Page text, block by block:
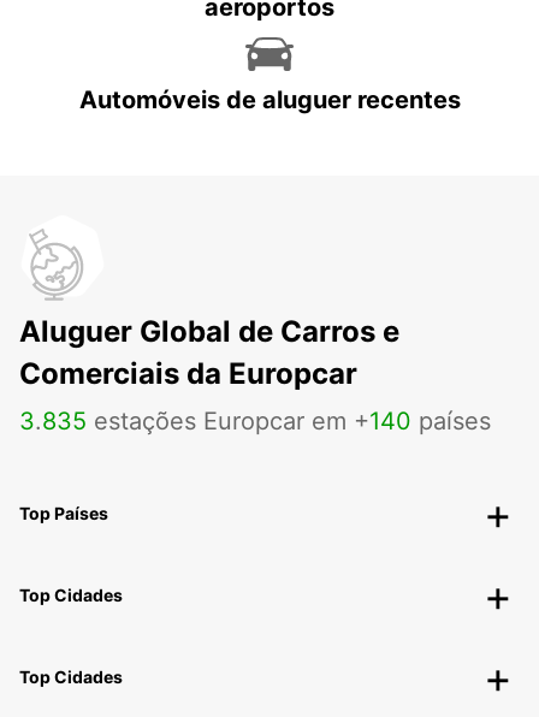
aeroportos
Automóveis de aluguer recentes
Aluguer Global de Carros e
Comerciais da Europcar
3.835 estações Europcar em +140 países
Top Países
Top Cidades
Top Cidades